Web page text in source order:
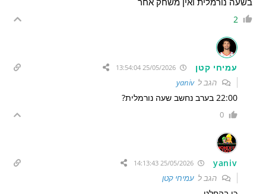
2
עמיחי קטן
הגב לyaniv
22:00 בערב נחשב שעה נורמלית?
0
yaniv
הגב לעמיחי קטן